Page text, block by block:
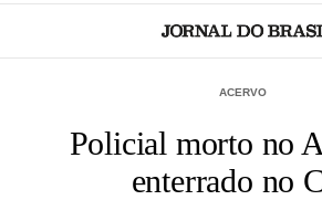
ACERVO
Policial morto no
enterrado no